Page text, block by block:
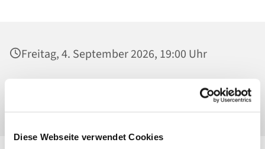
Diese Webseite verwendet Cookies
Freitag, 4. September 2026, 19:00 Uhr
St. Georg, Kirche, Kissingenplatz, 13189